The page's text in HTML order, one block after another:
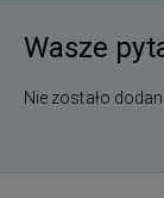
Wasze
Nie zostało